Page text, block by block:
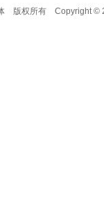
版权所有 Copyright ©